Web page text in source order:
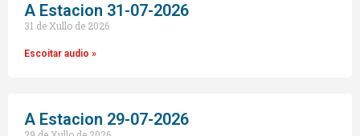
A Estacion 31-07-2026
31 de Xullo de 2026
Escoitar audio »
A Estacion 29-07-2026